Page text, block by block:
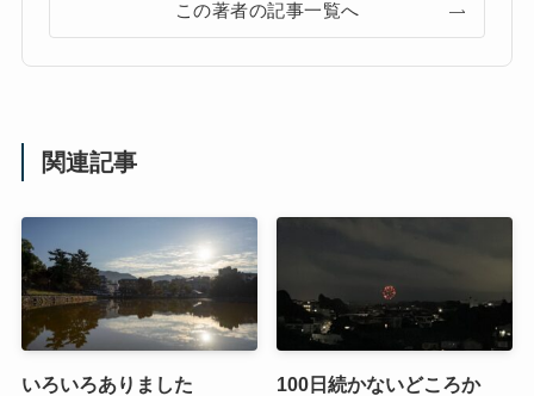
この著者の記事一覧へ
関連記事
いろいろありました 100日続かないどころか